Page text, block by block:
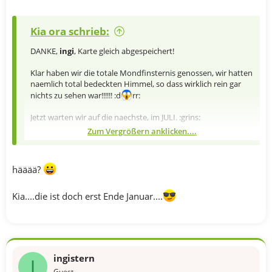
Kia ora schrieb:
DANKE, ingi, Karte gleich abgespeichert!
Klar haben wir die totale Mondfinsternis genossen, wir hatten
naemlich total bedeckten Himmel, so dass wirklich rein gar
nichts zu sehen war!!!!!! :d
rr:
Jetzt warten wir auf die naechste, im JULI. :grins:
Zum Vergrößern anklicken....
hääää?
Kia....die ist doch erst Ende Januar....
I ingistern